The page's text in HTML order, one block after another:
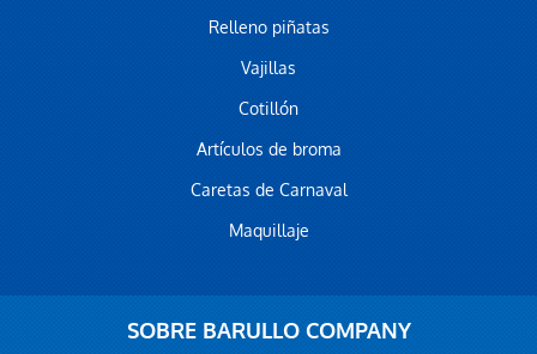
Relleno piñatas
Vajillas
Cotillón
Artículos de broma
Caretas de Carnaval
Maquillaje
SOBRE BARULLO COMPANY